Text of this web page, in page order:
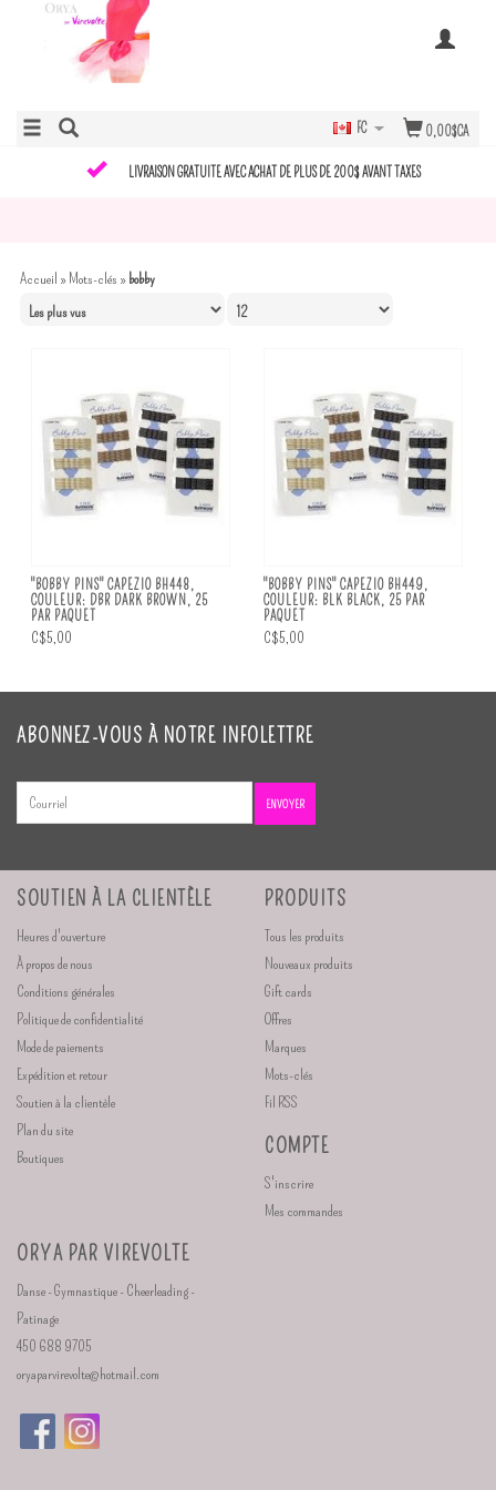
0,00$CA
FC
LIVRAISON GRATUITE AVEC ACHAT DE PLUS DE 200$ AVANT TAXES
Accueil »Mots-clés » bobby
"BOBBY PINS" CAPEZIO BH448,
COULEUR: DBR DARK BROWN, 25
PAR PAQUET
C$5,00
"BOBBY PINS" CAPEZIO BH449,
COULEUR: BLK BLACK, 25 PAR
PAQUET
C$5,00
ABONNEZ-VOUS À NOTRE INFOLETTRE
ENVOYER
SOUTIEN À LA CLIENTÈLE
Heures d'ouverture
À propos de nous
Conditions générales
Politique de confidentialité
Mode de paiements
Expédition et retour
Soutien à la clientèle
Plan du site
Boutiques
PRODUITS
Tous les produits
Nouveaux produits
Gift cards
Offres
Marques
Mots-clés
Fil RSS
COMPTE
S'inscrire
Mes commandes
ORYA PAR VIREVOLTE
Danse - Gymnastique - Cheerleading -
Patinage
450 688 9705
oryaparvirevolte@hotmail.com